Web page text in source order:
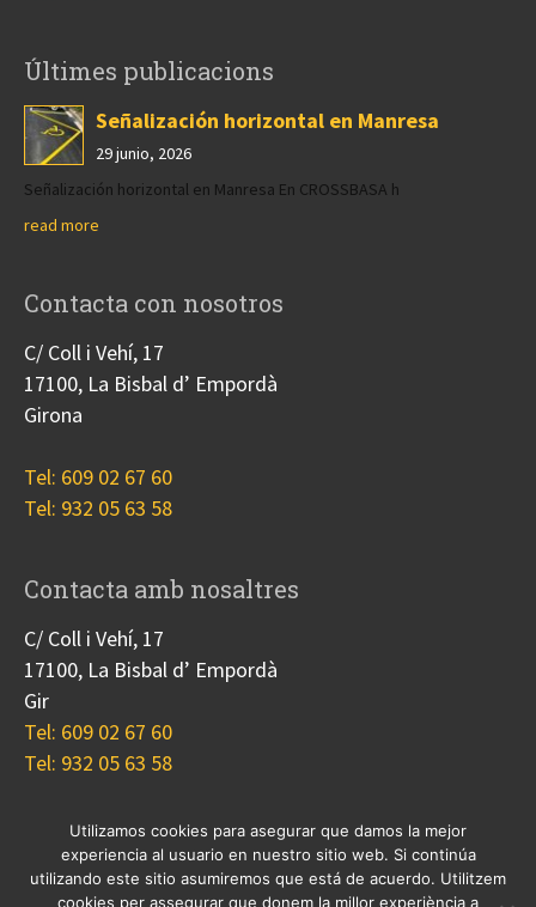
Últimes publicacions
Señalización horizontal en Manresa
29 junio, 2026
Señalización horizontal en Manresa En CROSSBASA h
read more
Contacta con nosotros
C/ Coll i Vehí, 17
17100, La Bisbal d’ Empordà
Girona
Tel: 609 02 67 60
Tel: 932 05 63 58
Contacta amb nosaltres
C/ Coll i Vehí, 17
17100, La Bisbal d’ Empordà
Gir
Tel: 609 02 67 60
Tel: 932 05 63 58
Nosotros Proyectos Blog
Contacto
Cookies
Utilizamos cookies para asegurar que damos la mejor
experiencia al usuario en nuestro sitio web. Si continúa
utilizando este sitio asumiremos que está de acuerdo. Utilitzem
cookies per assegurar que donem la millor experiència a